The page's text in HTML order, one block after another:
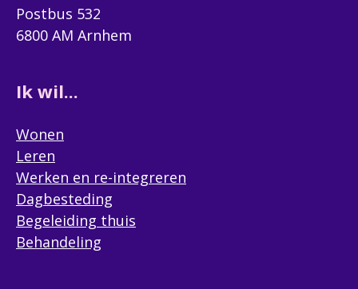
Postbus 532
6800 AM Arnhem
Ik wil...
Wonen
Leren
Werken en re-integreren
Dagbesteding
Begeleiding thuis
Behandeling